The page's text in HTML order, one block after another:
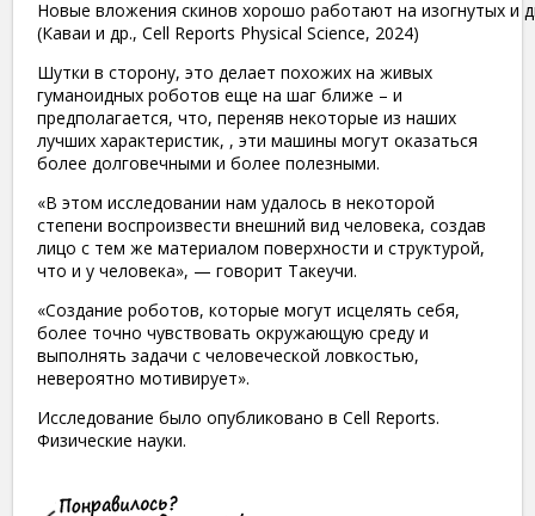
Новые вложения скинов хорошо работают на изогнутых и
(Каваи и др., Cell Reports Physical Science, 2024)
Шутки в сторону, это делает похожих на живых
гуманоидных роботов еще на шаг ближе – и
предполагается, что, переняв некоторые из наших
лучших характеристик, , эти машины могут оказаться
более долговечными и более полезными.
«В этом исследовании нам удалось в некоторой
степени воспроизвести внешний вид человека, создав
лицо с тем же материалом поверхности и структурой,
что и у человека», — говорит Такеучи.
«Создание роботов, которые могут исцелять себя,
более точно чувствовать окружающую среду и
выполнять задачи с человеческой ловкостью,
невероятно мотивирует».
Исследование было опубликовано в Cell Reports.
Физические науки.